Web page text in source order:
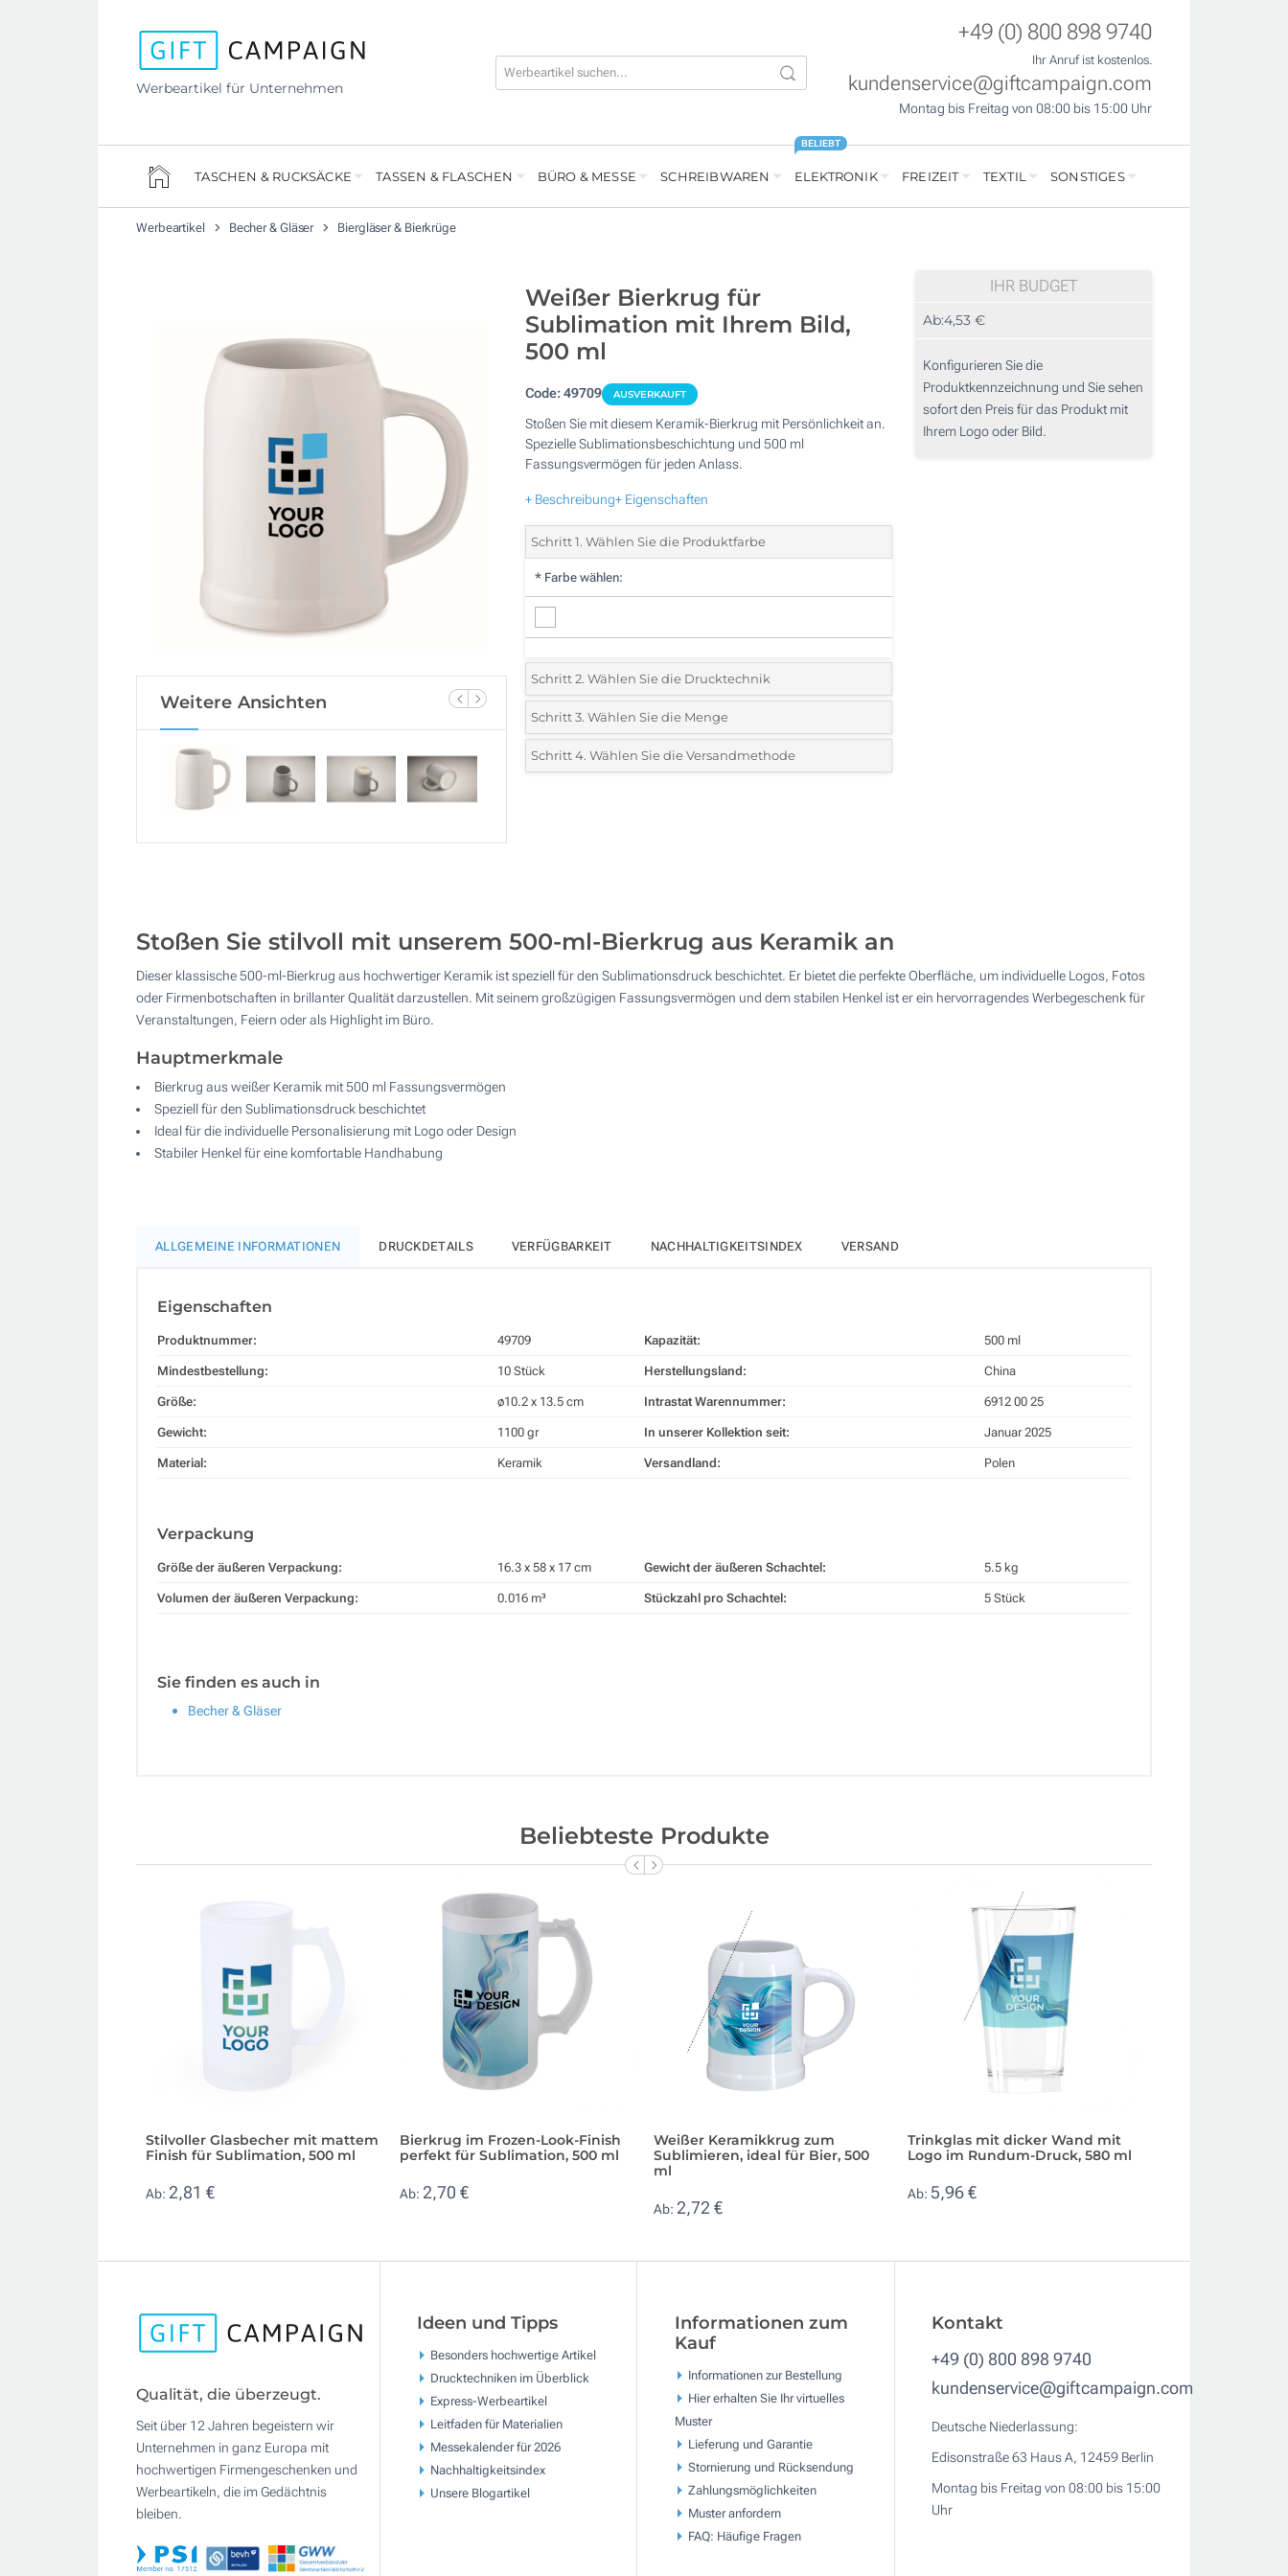
Werbeartikel für Unternehmen
+49 (0) 800 898 9740
Ihr Anruf ist kostenlos.
kundenservice@giftcampaign.com
Montag bis Freitag von 08:00 bis 15:00 Uhr
TASCHEN & RUCKSÄCKE TASSEN & FLASCHEN BÜRO & MESSE SCHREIBWAREN ELEKTRONIK
BELIEBT
FREIZEIT TEXTIL SONSTIGES
Werbeartikel Becher & Gläser Biergläser & Bierkrüge
Weitere Ansichten
Weißer Bierkrug für
Sublimation mit Ihrem Bild,
500 ml
Code:49709 AUSVERKAUFT
Stoßen Sie mit diesem Keramik-Bierkrug mit Persönlichkeit an.
Spezielle Sublimationsbeschichtung und 500 ml
Fassungsvermögen für jeden Anlass.
+ Beschreibung+ Eigenschaften
Schritt 1. Wählen Sie die Produktfarbe
* Farbe wählen:
Schritt 2. Wählen Sie die Drucktechnik
*Wählen Sie die Druck- und Farbtechniken für Ihr Logo:
Sublimationsdruck, in Vollfarbe (Rundum-Druck)
Schritt 3. Wählen Sie die Menge
*Bitte wählen Sie Ihre gewünschte Menge
100
200
Schritt 4. Wählen Sie die Versandmethode
IHR BUDGET
Ab:4,53 €
Konfigurieren Sie die
Produktkennzeichnung und Sie sehen
sofort den Preis für das Produkt mit
Ihrem Logo oder Bild.
Stoßen Sie stilvoll mit unserem 500-ml-Bierkrug aus Keramik an
Dieser klassische 500-ml-Bierkrug aus hochwertiger Keramik ist speziell für den Sublimationsdruck beschichtet. Er bietet die perfekte Oberfläche, um individuelle Logos, Fotos
oder Firmenbotschaften in brillanter Qualität darzustellen. Mit seinem großzügigen Fassungsvermögen und dem stabilen Henkel ist er ein hervorragendes Werbegeschenk für
Veranstaltungen, Feiern oder als Highlight im Büro.
Hauptmerkmale
Bierkrug aus weißer Keramik mit 500 ml Fassungsvermögen
Speziell für den Sublimationsdruck beschichtet
Ideal für die individuelle Personalisierung mit Logo oder Design
Stabiler Henkel für eine komfortable Handhabung
ALLGEMEINE INFORMATIONEN DRUCKDETAILS VERFÜGBARKEIT NACHHALTIGKEITSINDEX VERSAND
Eigenschaften
Produktnummer: 49709
Mindestbestellung: 10 Stück
Größe: ø10.2 x 13.5 cm
Gewicht: 1100 gr
Material: Keramik
Kapazität: 500 ml
Herstellungsland: China
Intrastat Warennummer: 6912 00 25
In unserer Kollektion seit: Januar 2025
Versandland: Polen
Verpackung
Größe der äußeren Verpackung: 16.3 x 58 x 17 cm
Volumen der äußeren Verpackung: 0.016 m³
Gewicht der äußeren Schachtel: 5.5 kg
Stückzahl pro Schachtel: 5 Stück
Sie finden es auch in
Becher & Gläser
Beliebteste Produkte
Stilvoller Glasbecher mit mattem
Finish für Sublimation, 500 ml
Ab: 2,81 €
Bierkrug im Frozen-Look-Finish
perfekt für Sublimation, 500 ml
Ab: 2,70 €
Weißer Keramikkrug zum
Sublimieren, ideal für Bier, 500
ml
Ab: 2,72 €
Trinkglas mit dicker Wand mit
Logo im Rundum-Druck, 580 ml
Ab: 5,96 €
Qualität, die überzeugt.
Seit über 12 Jahren begeistern wir
Unternehmen in ganz Europa mit
hochwertigen Firmengeschenken und
Werbeartikeln, die im Gedächtnis
bleiben.
Ideen und Tipps
Besonders hochwertige Artikel
Drucktechniken im Überblick
Express-Werbeartikel
Leitfaden für Materialien
Messekalender für 2026
Nachhaltigkeitsindex
Unsere Blogartikel
Informationen zum
Kauf
Informationen zur Bestellung
Hier erhalten Sie Ihr virtuelles
Muster
Lieferung und Garantie
Stornierung und Rücksendung
Zahlungsmöglichkeiten
Muster anfordern
FAQ: Häufige Fragen
Kontakt
+49 (0) 800 898 9740
kundenservice@giftcampaign.com
Deutsche Niederlassung:
Edisonstraße 63 Haus A, 12459 Berlin
Montag bis Freitag von 08:00 bis 15:00
Uhr